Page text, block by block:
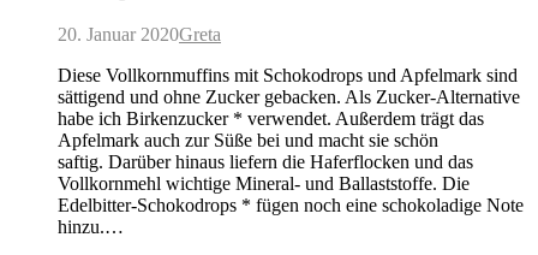
20. Januar 2020Greta
Diese Vollkornmuffins mit Schokodrops und Apfelmark sind
sättigend und ohne Zucker gebacken. Als Zucker-Alternative
habe ich Birkenzucker * verwendet. Außerdem trägt das
Apfelmark auch zur Süße bei und macht sie schön
saftig. Darüber hinaus liefern die Haferflocken und das
Vollkornmehl wichtige Mineral- und Ballaststoffe. Die
Edelbitter-Schokodrops * fügen noch eine schokoladige Note
hinzu.…